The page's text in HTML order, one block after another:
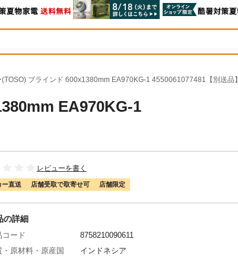
(TOSO) ブラインド 600x1380mm EA970KG-1 4550061077481【別送品】
EA970KG-1
レビューを書く
ー直送 店舗受取で取寄せ可 店舗限定
の詳細
コード
8758210090611
・原材料・原産国
インドネシア